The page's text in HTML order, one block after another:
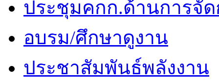
ประชุมคกก.ด้านการจัด
อบรม/ศึกษาดูงาน
ประชาสัมพันธ์พลังงาน